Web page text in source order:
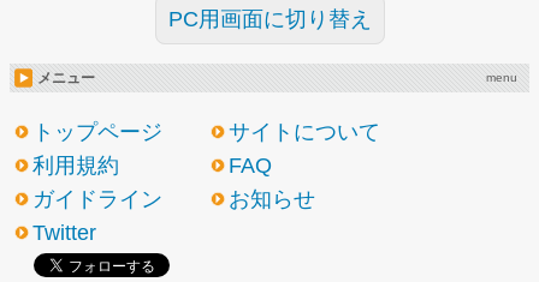
PC用画面に切り替え
メニュー menu
トップページ
サイトについて
利用規約
FAQ
ガイドライン
お知らせ
Twitter